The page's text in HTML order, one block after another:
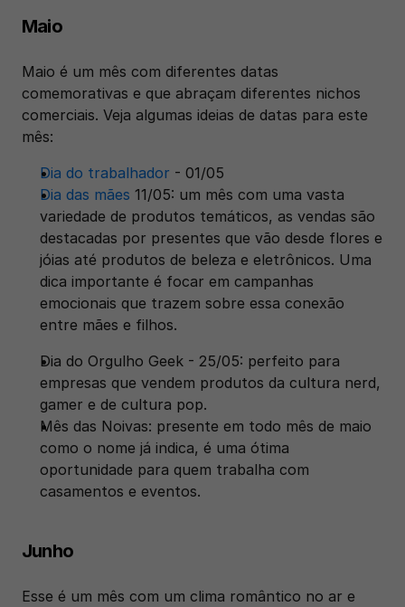
Maio
Maio é um mês com diferentes datas
comemorativas e que abraçam diferentes nichos
comerciais. Veja algumas ideias de datas para este
mês:
Dia do trabalhador - 01/05
Dia das mães 11/05: um mês com uma vasta
variedade de produtos temáticos, as vendas são
destacadas por presentes que vão desde flores e
jóias até produtos de beleza e eletrônicos. Uma
dica importante é focar em campanhas
emocionais que trazem sobre essa conexão
entre mães e filhos.
Dia do Orgulho Geek - 25/05: perfeito para
empresas que vendem produtos da cultura nerd,
gamer e de cultura pop.
Mês das Noivas: presente em todo mês de maio
como o nome já indica, é uma ótima
oportunidade para quem trabalha com
casamentos e eventos.
Junho
Esse é um mês com um clima romântico no ar e